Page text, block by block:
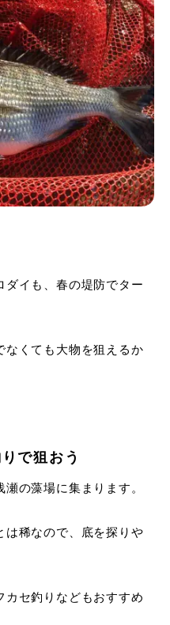
ダイも、春の堤防でター
なくても大物を狙えるか
で狙おう
の藻場に集まります。
は稀なので、底を探りや
カセ釣りなどもおすすめ